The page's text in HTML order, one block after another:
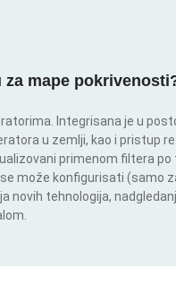
za mape
Integrisana je u
u zemlji, kao i pristup
primenom filtera po
se može konfigurisati (samo
novih tehnologija,